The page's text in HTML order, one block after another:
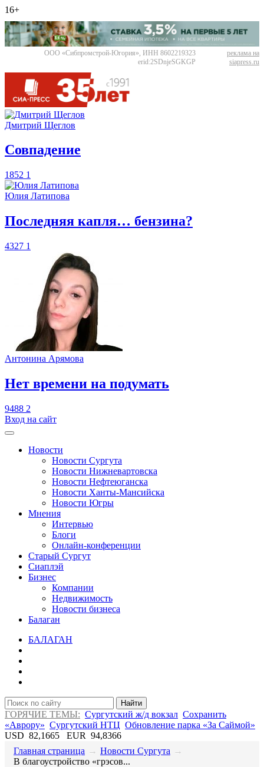
16+
ООО «Сибпромстрой-Югория», ИНН 8602219323
erid:2SDnjeSGKGP
реклама на
siapress.ru
Дмитрий Щеглов
​Совпадение
1852 1
Юлия Латипова
​Последняя капля… бензина?
4327 1
Антонина Арямова
​Нет времени на подумать
9488 2
Вход на сайт
Новости
Новости Сургута
Новости Нижневартовска
Новости Нефтеюганска
Новости Ханты-Мансийска
Новости Югры
Мнения
Интервью
Блоги
Онлайн-конференции
Старый Сургут
Сиаплэй
Бизнес
Компании
Недвижимость
Новости бизнеса
Балаган
БАЛАГАН
Найти
ГОРЯЧИЕ ТЕМЫ: Сургутский ж/д вокзал Сохранить
«Аврору» Сургутский НТЦ Обновление парка «За Саймой»
USD 82,1665 EUR 94,8366
Главная страница → Новости Сургута →
​В благоустройство «грэсов...